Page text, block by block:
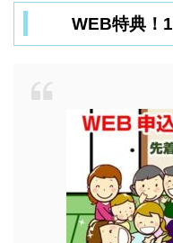
WEB特典！